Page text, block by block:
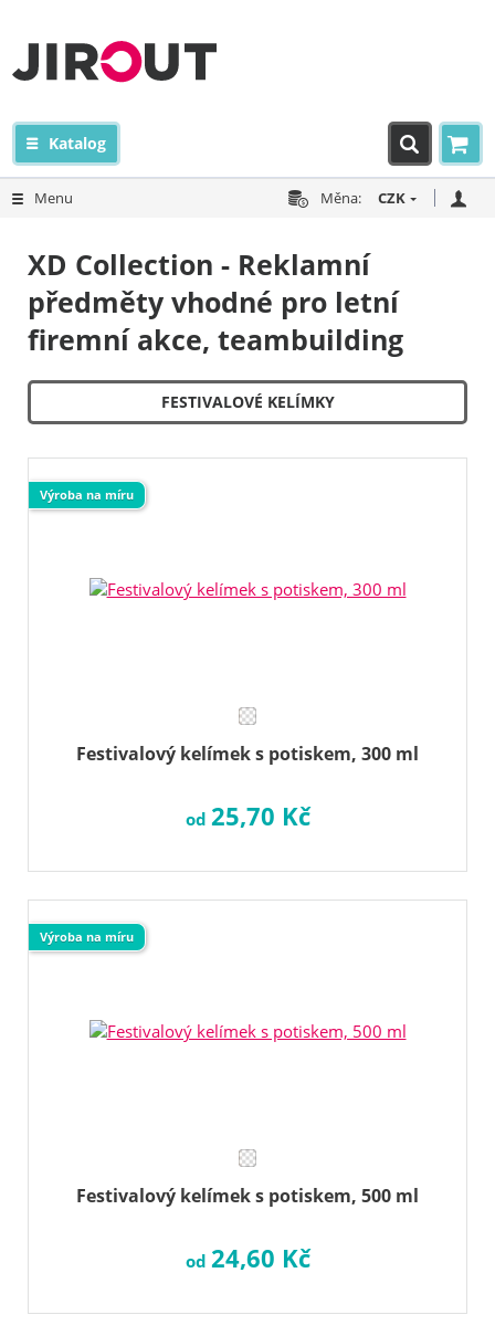
Katalog
Menu Měna: CZK
XD Collection - Reklamní
předměty vhodné pro letní
firemní akce, teambuilding
FESTIVALOVÉ KELÍMKY
Festivalový kelímek s potiskem, 300 ml
Výroba na míru
od 25,70 Kč
Festivalový kelímek s potiskem, 500 ml
Výroba na míru
od 24,60 Kč